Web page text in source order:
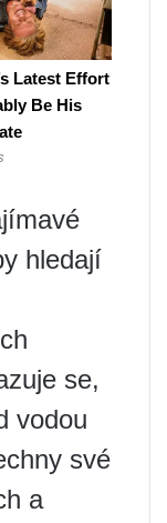
hledají
se,
vodou
své
a